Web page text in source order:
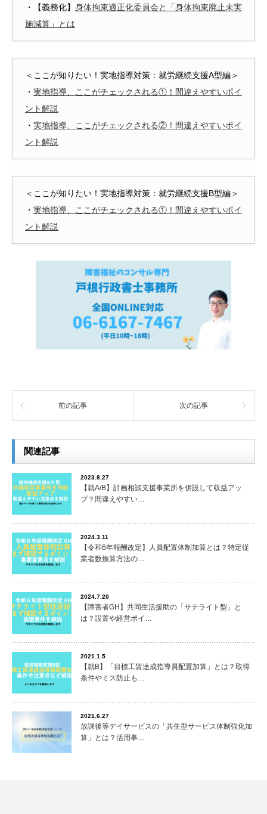
・【義務化】 身体拘束適正化委員会と「身体拘束廃止未実
施減算」とは
＜ここが知りたい！実地指導対策：就労継続支援A型編＞
・ 実地指導、ここがチェックされる①！間違えやすいポイ
ント解説
・ 実地指導、ここがチェックされる②！間違えやすいポイ
ント解説
＜ここが知りたい！実地指導対策：就労継続支援B型編＞
・ 実地指導、ここがチェックされる①！間違えやすいポイ
ント解説
前の記事 次の記事
関連記事
2023.8.27
【就A/B】計画相談支援事業所を併設して収益アッ
プ？間違えやすい…
2024.3.11
【令和6年報酬改定】人員配置体制加算とは？特定従
業者数換算方法の…
2024.7.20
【障害者GH】共同生活援助の「サテライト型」と
は？設置や経営ポイ…
2021.1.5
【就B】「目標工賃達成指導員配置加算」とは？取得
条件やミス防止も…
2021.6.27
放課後等デイサービスの「共生型サービス体制強化加
算」とは？活用事…